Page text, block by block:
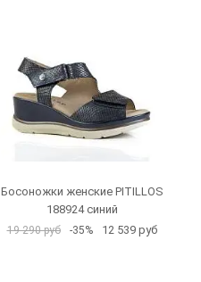
Босоножки женские PITILLOS
188924 синий
19 290 руб -35% 12 539 руб